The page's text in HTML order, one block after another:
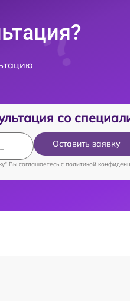
со
Оставить заявку
Вы соглашаетесь c политикой